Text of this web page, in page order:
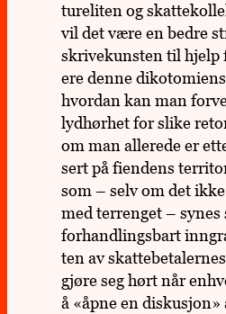
tur­eli­ten og
vil det være en bedre
skrive­kuns­ten til
ere denne
hvor­dan kan man
lyd­hør­het for slike
om man alle­rede er
sert på fien­dens
som – selv om det
med ter­ren­get – synes
for­hand­lings­bart
ten av
gjøre seg hørt når
å «åpne en dis­ku­sjon»